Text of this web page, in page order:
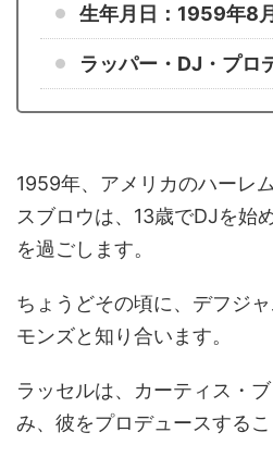
生年月日：1959年8
ラッパー・DJ・プロ
1959年、アメリカのハーレ
スブロウは、13歳でDJを始
を過ごします。
ちょうどその頃に、デフジ
モンズと知り合います。
ラッセルは、カーティス・
み、彼をプロデュースするこ